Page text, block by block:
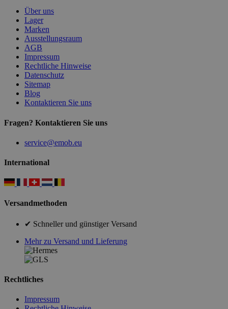
Über uns
Lager
Marken
Ausstellungsraum
AGB
Impressum
Rechtliche Hinweise
Datenschutz
Sitemap
Blog
Kontaktieren Sie uns
Fragen? Kontaktieren Sie uns
service@emob.eu
International
Versandmethoden
✔ Schneller und günstiger Versand
Mehr zu Versand und Lieferung
Rechtliches
Impressum